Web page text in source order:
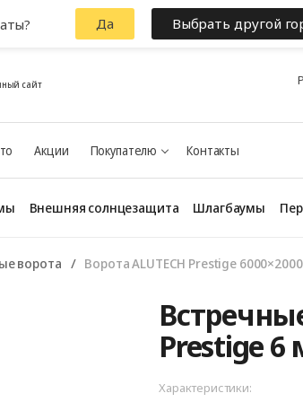
сайт
Акции Покупателю Контакты
Внешняя солнцезащита Шлагбаумы
ворота Ворота ALUTECH Prestige 6000×2000
Prestige 6
Характеристики:
Да Выбрать другой